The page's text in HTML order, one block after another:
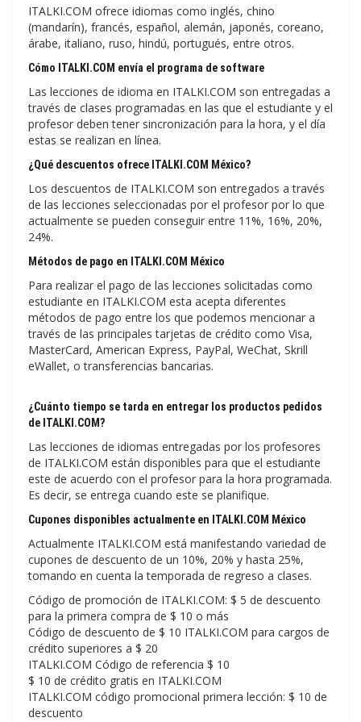
ITALKI.COM ofrece idiomas como inglés, chino
(mandarín), francés, español, alemán, japonés, coreano,
árabe, italiano, ruso, hindú, portugués, entre otros.
Cómo ITALKI.COM envía el programa de software
Las lecciones de idioma en ITALKI.COM son entregadas a
través de clases programadas en las que el estudiante y el
profesor deben tener sincronización para la hora, y el día
estas se realizan en línea.
¿Qué descuentos ofrece ITALKI.COM México?
Los descuentos de ITALKI.COM son entregados a través
de las lecciones seleccionadas por el profesor por lo que
actualmente se pueden conseguir entre 11%, 16%, 20%,
24%.
Métodos de pago en ITALKI.COM México
Para realizar el pago de las lecciones solicitadas como
estudiante en ITALKI.COM esta acepta diferentes
métodos de pago entre los que podemos mencionar a
través de las principales tarjetas de crédito como Visa,
MasterCard, American Express, PayPal, WeChat, Skrill
eWallet, o transferencias bancarias.
¿Cuánto tiempo se tarda en entregar los productos pedidos
de ITALKI.COM?
Las lecciones de idiomas entregadas por los profesores
de ITALKI.COM están disponibles para que el estudiante
este de acuerdo con el profesor para la hora programada.
Es decir, se entrega cuando este se planifique.
Cupones disponibles actualmente en ITALKI.COM México
Actualmente ITALKI.COM está manifestando variedad de
cupones de descuento de un 10%, 20% y hasta 25%,
tomando en cuenta la temporada de regreso a clases.
Código de promoción de ITALKI.COM: $ 5 de descuento
para la primera compra de $ 10 o más
Código de descuento de $ 10 ITALKI.COM para cargos de
crédito superiores a $ 20
ITALKI.COM Código de referencia $ 10
$ 10 de crédito gratis en ITALKI.COM
ITALKI.COM código promocional primera lección: $ 10 de
descuento